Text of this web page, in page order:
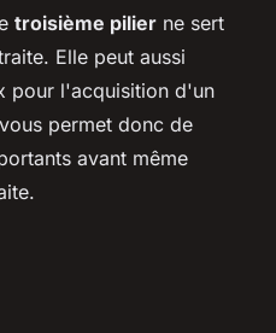
troisième pilier ne sert
Elle peut aussi
pour l'acquisition d'un
permet donc de
avant même